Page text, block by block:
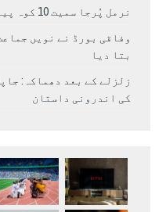
نرمل پُرجا سمیت 10 کوہ پیما براڈ پیک پر لاپتہ
وفاقی بورڈ نے نویں
بتا دیا
زلزلے کے بعد دھماکہ:
کی اندرونی داستان